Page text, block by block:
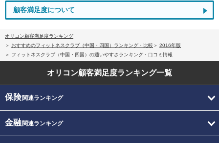
顧客満足度について
オリコン顧客満足度ランキング
おすすめのフィットネスクラブ（中国・四国）ランキング・比較
2016年版
フィットネスクラブ（中国・四国）の通いやすさランキング・口コミ情報
オリコン顧客満足度ランキング一覧
保険関連ランキング
金融関連ランキング